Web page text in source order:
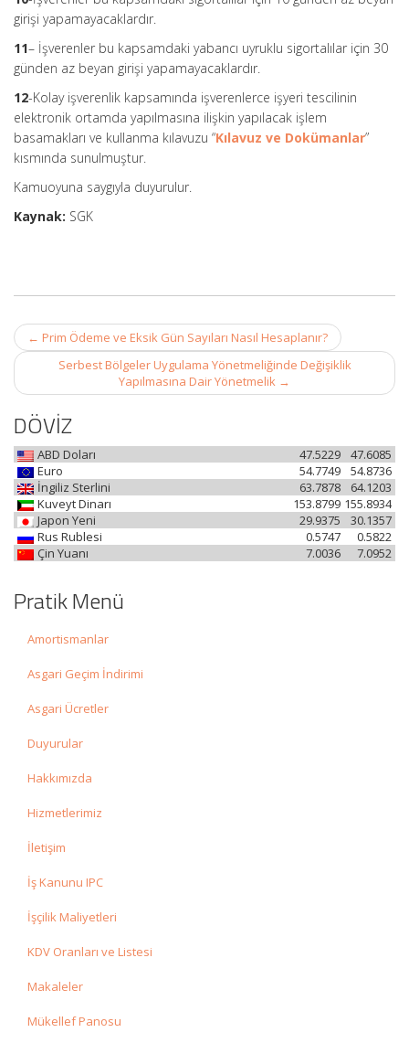
girişi yapamayacaklardır.
11– İşverenler bu kapsamdaki yabancı uyruklu sigortalılar için 30
günden az beyan girişi yapamayacaklardır.
12-Kolay işverenlik kapsamında işverenlerce işyeri tescilinin
elektronik ortamda yapılmasına ilişkin yapılacak işlem
basamakları ve kullanma kılavuzu “Kılavuz ve Dokümanlar”
kısmında sunulmuştur.
Kamuoyuna saygıyla duyurulur.
Kaynak: SGK
Post
navigation
← Prim Ödeme ve Eksik Gün Sayıları Nasıl Hesaplanır?
Serbest Bölgeler Uygulama Yönetmeliğinde Değişiklik
Yapılmasına Dair Yönetmelik →
DÖVİZ
ABD Doları 47.6085
47.5229
Euro
54.8736
54.7749
İngiliz Sterlini
64.1203
63.7878
Kuveyt Dinarı
155.8934
153.8799
Japon Yeni
30.1357
29.9375
Rus Rublesi
0.5822
0.5747
Çin Yuanı
7.0952
7.0036
Pratik Menü
Amortismanlar
Asgari Geçim İndirimi
Asgari Ücretler
Duyurular
Hakkımızda
Hizmetlerimiz
İletişim
İş Kanunu IPC
İşçilik Maliyetleri
KDV Oranları ve Listesi
Makaleler
Mükellef Panosu